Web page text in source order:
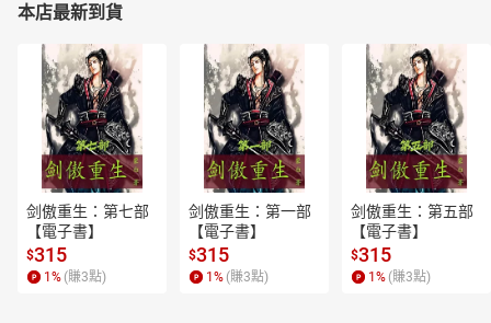
本店最新到貨
剑傲重生：第七部
【電子書】
$315
1 % (賺3點)
剑傲重生：第一部
【電子書】
$315
1 % (賺3點)
剑傲重生：第五部
【電子書】
$315
1 % (賺3點)